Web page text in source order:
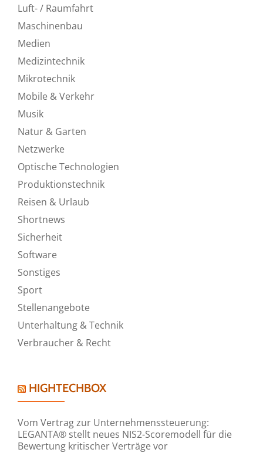
Luft- / Raumfahrt
Maschinenbau
Medien
Medizintechnik
Mikrotechnik
Mobile & Verkehr
Musik
Natur & Garten
Netzwerke
Optische Technologien
Produktionstechnik
Reisen & Urlaub
Shortnews
Sicherheit
Software
Sonstiges
Sport
Stellenangebote
Unterhaltung & Technik
Verbraucher & Recht
HIGHTECHBOX
Vom Vertrag zur Unternehmenssteuerung:
LEGANTA® stellt neues NIS2-Scoremodell für die
Bewertung kritischer Verträge vor